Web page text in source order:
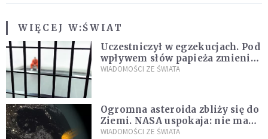
WIĘCEJ W:ŚWIAT
Uczestniczył w egzekucjach. Pod
wpływem słów papieża zmienił
zdanie
WIADOMOŚCI ZE ŚWIATA
Ogromna asteroida zbliży się do
Ziemi. NASA uspokaja: nie ma
zagrożenia
WIADOMOŚCI ZE ŚWIATA